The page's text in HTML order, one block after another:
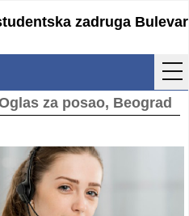
zadruga Bulevar
za posao, Beograd